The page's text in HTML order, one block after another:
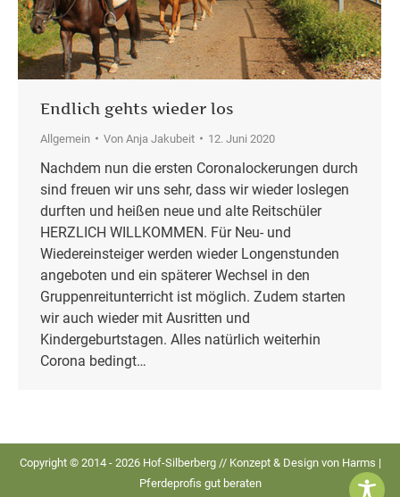
Endlich gehts wieder los
Allgemein Von Anja Jakubeit 12. Juni 2020
Nachdem nun die ersten Coronalockerungen durch
sind freuen wir uns sehr, dass wir wieder loslegen
durften und heißen neue und alte Reitschüler
HERZLICH WILLKOMMEN. Für Neu- und
Wiedereinsteiger werden wieder Longenstunden
angeboten und ein späterer Wechsel in den
Gruppenreitunterricht ist möglich. Zudem starten
wir auch wieder mit Ausritten und
Kindergeburtstagen. Alles natürlich weiterhin
Corona bedingt…
Copyright © 2014 - 2026 Hof-Silberberg // Konzept & Design von Harms |
Pferdeprofis gut beraten